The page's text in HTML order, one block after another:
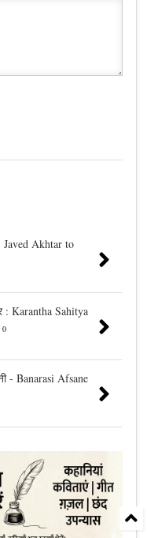
Javed Akhtar to
: Karantha Sahitya
0
- Banarasi Afsane